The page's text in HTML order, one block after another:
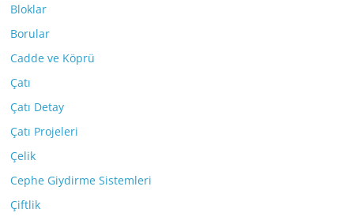
Bloklar
Borular
Cadde ve Köprü
Çatı
Çatı Detay
Çatı Projeleri
Çelik
Cephe Giydirme Sistemleri
Çiftlik